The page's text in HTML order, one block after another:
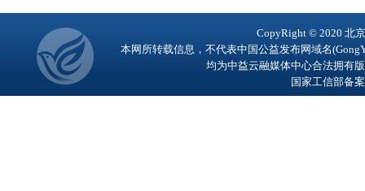
CopyRight © 2020 北
本网所转载信息，不代表中国公益发布网域名
均为中益云融媒体中心合法拥有
国家工信部备